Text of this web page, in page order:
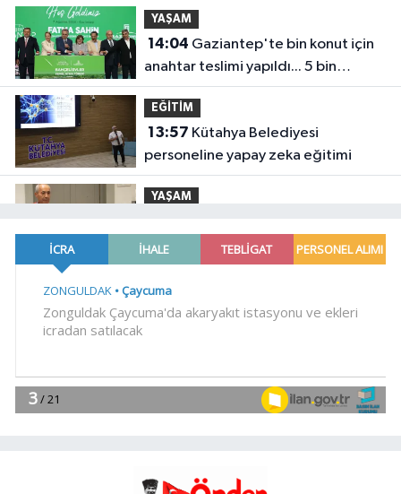
YAŞAM
14:04
anahtar teslimi yapıldı... 5 bin
konutluk projeye temel
EĞİTİM
13:57
personeline yapay zeka eğitimi
YAŞAM
yaşam üzerine dikkat çeken
açıklamalar... 77 yaşında gençlik
mucizesi
13:44CHP, Menderes Belediye
13:35